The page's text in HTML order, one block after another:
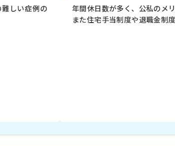
しい症例の
年間休日数が多く、公私のメ
また住宅手当制度や退職金制